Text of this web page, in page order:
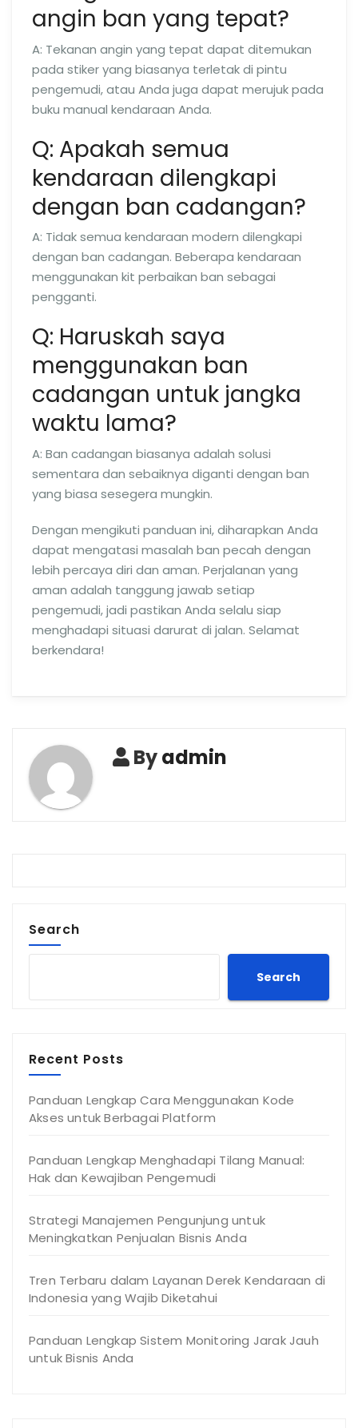
angin ban yang tepat?
A: Tekanan angin yang tepat dapat ditemukan
pada stiker yang biasanya terletak di pintu
pengemudi, atau Anda juga dapat merujuk pada
buku manual kendaraan Anda.
Q: Apakah semua
kendaraan dilengkapi
dengan ban cadangan?
A: Tidak semua kendaraan modern dilengkapi
dengan ban cadangan. Beberapa kendaraan
menggunakan kit perbaikan ban sebagai
pengganti.
Q: Haruskah saya
menggunakan ban
cadangan untuk jangka
waktu lama?
A: Ban cadangan biasanya adalah solusi
sementara dan sebaiknya diganti dengan ban
yang biasa sesegera mungkin.
Dengan mengikuti panduan ini, diharapkan Anda
dapat mengatasi masalah ban pecah dengan
lebih percaya diri dan aman. Perjalanan yang
aman adalah tanggung jawab setiap
pengemudi, jadi pastikan Anda selalu siap
menghadapi situasi darurat di jalan. Selamat
berkendara!
Byadmin
Search
Search
Recent Posts
Panduan Lengkap Cara Menggunakan Kode
Akses untuk Berbagai Platform
Panduan Lengkap Menghadapi Tilang Manual:
Hak dan Kewajiban Pengemudi
Strategi Manajemen Pengunjung untuk
Meningkatkan Penjualan Bisnis Anda
Tren Terbaru dalam Layanan Derek Kendaraan di
Indonesia yang Wajib Diketahui
Panduan Lengkap Sistem Monitoring Jarak Jauh
untuk Bisnis Anda